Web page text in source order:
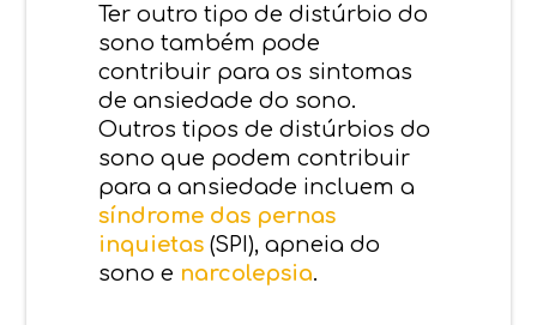
Ter outro tipo de distúrbio do
sono também pode
contribuir para os sintomas
de ansiedade do sono.
Outros tipos de distúrbios do
sono que podem contribuir
para a ansiedade incluem a
síndrome das pernas
inquietas (SPI), apneia do
sono e narcolepsia.